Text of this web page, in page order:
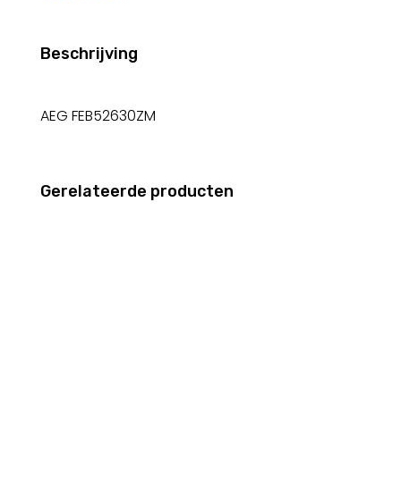
Beschrijving
AEG FEB52630ZM
Gerelateerde producten